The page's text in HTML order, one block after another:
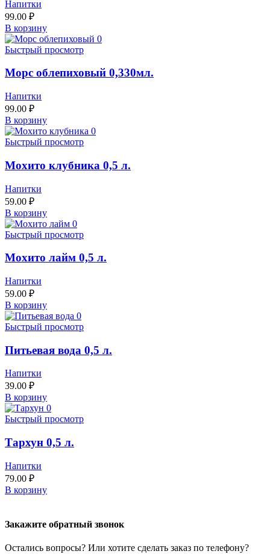
Напитки
99.00 ₽
В корзину
Быстрый просмотр
Морс облепиховый 0,330мл.
Напитки
99.00 ₽
В корзину
Быстрый просмотр
Мохито клубника 0,5 л.
Напитки
59.00 ₽
В корзину
Быстрый просмотр
Мохито лайм 0,5 л.
Напитки
59.00 ₽
В корзину
Быстрый просмотр
Питьевая вода 0,5 л.
Напитки
39.00 ₽
В корзину
Быстрый просмотр
Тархун 0,5 л.
Напитки
79.00 ₽
В корзину
Закажите обратный звонок
Остались вопросы? Или хотите сделать заказ по телефону?